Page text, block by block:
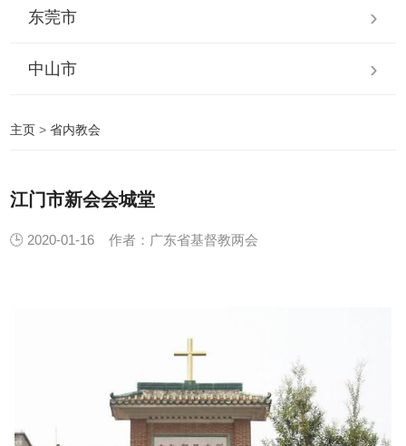
东莞市
中山市
主页 >省内教会
江门市新会会城堂
🕒 2020-01-16 作者：广东省基督教两会